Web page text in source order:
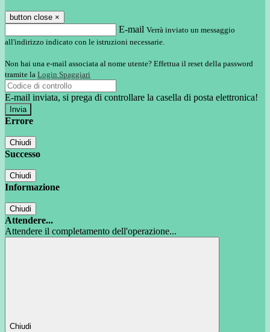
button close ×
E-mail Verrà inviato un messaggio
all'indirizzo indicato con le istruzioni necessarie.
Non hai una e-mail associata al nome utente? Effettua il reset della password
tramite la Login Spaggiari
E-mail inviata, si prega di controllare la casella di posta elettronica!
Errore
Chiudi
Successo
Chiudi
Informazione
Chiudi
Attendere...
Attendere il completamento dell'operazione...
Chiudi